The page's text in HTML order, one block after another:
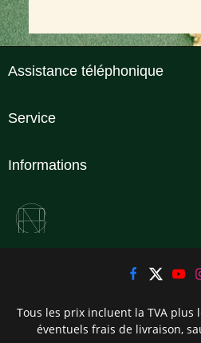
Assistance téléphonique
Service
Informations
Tous les prix incluent la TVA plus
éventuels frais de livraison,